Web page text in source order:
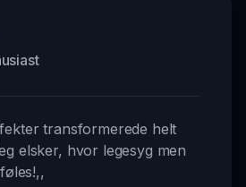
transformerede helt
elsker, hvor legesyg men
,,